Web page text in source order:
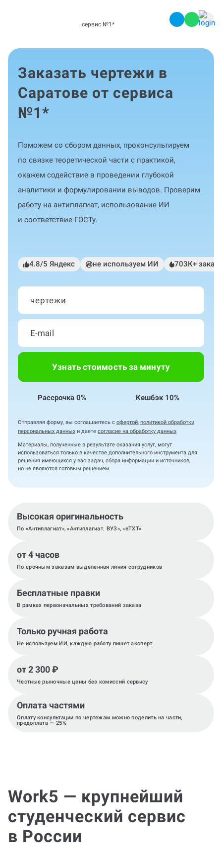
сервис №1 *
Заказать чертежи в
Саратове от сервиса
№1*
Поможем со сбором данных, проконсультируем
по связке теоретической части с практикой,
окажем содействие в проведении глубокой
аналитики и формулировании выводов. Проверим
работу на антиплагиат, использование ИИ
и соответствие ГОСТу.
4.8/5 Яндекс не используем ИИ 703К+
чертежи
Узнать стоимость за минуту
Рассрочка 0% Кешбэк 10%
Отправляя форму, вы соглашаетесь с офертой, политикой обработки
персональных данных и даете согласие на обработку данных
Материалы, полученные в результате оказания услуг, могут
использоваться только в качестве дополнительного инструмента для
решения имеющихся у вас задач, сбора информации и источников,
но не являются готовым решением.
Высокая оригинальность
По «Антиплагиат», «Антиплагиат. ВУЗ», «eTXT»
от 4 часов
По срочным заказам выделенная линия сотрудников
Бесплатные правки
В рамках первоначальных требований заказа
Только ручная работа
Не используем ИИ, каждую работу пишет эксперт
от 2 300 ₽
Честные рыночные цены без комиссий сервису
Оплата частями
Оплату консультации по чертежам можно поделить на части,
предоплата — 25%
Work5 — крупнейший
студенческий сервис
в России